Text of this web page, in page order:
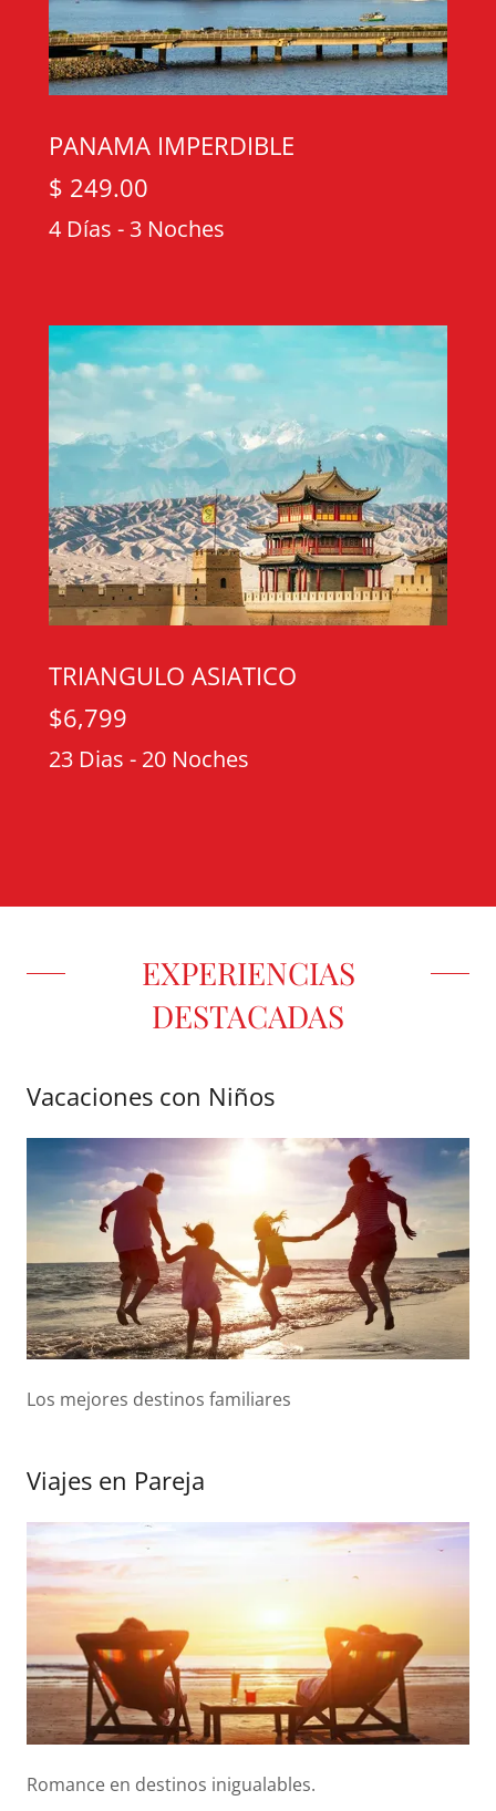
PANAMA IMPERDIBLE
$ 249.00
4 Días - 3 Noches
TRIANGULO ASIATICO
$6,799
23 Dias - 20 Noches
EXPERIENCIAS
DESTACADAS
Vacaciones con Niños
Los mejores destinos familiares
Viajes en Pareja
Romance en destinos inigualables.